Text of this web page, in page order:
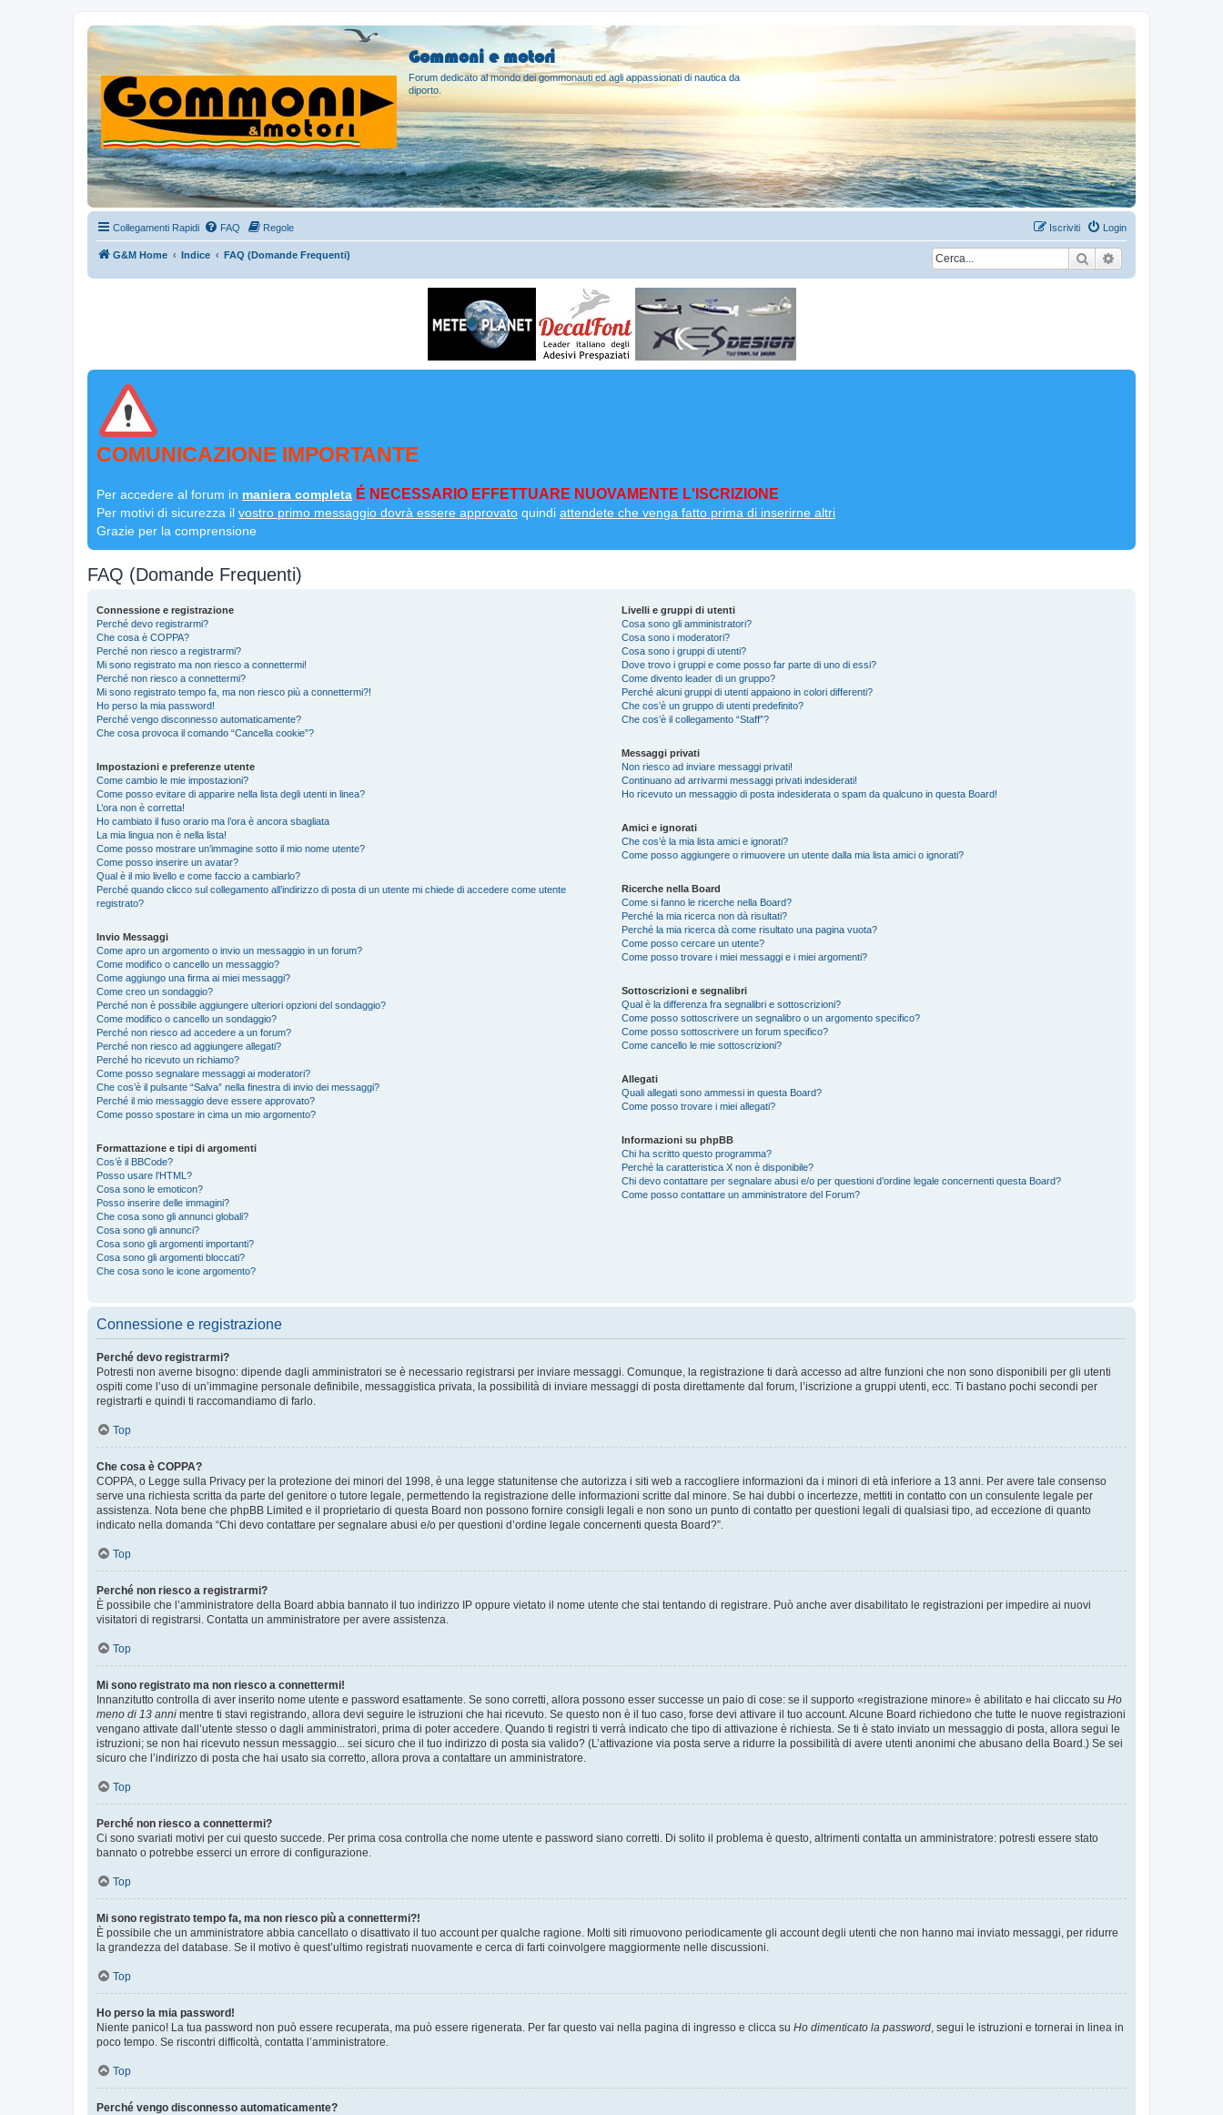
Gommoni e motori
Forum dedicato al mondo dei gommonauti ed agli appassionati di nautica da
diporto.
Collegamenti Rapidi FAQ Regole Login
Iscriviti
G&M Home Indice FAQ (Domande Frequenti) Cerca
COMUNICAZIONE IMPORTANTE
Per accedere al forum in maniera completa É NECESSARIO EFFETTUARE NUOVAMENTE L'ISCRIZIONE
Per motivi di sicurezza il vostro primo messaggio dovrà essere approvato quindi attendete che venga fatto prima di inserirne altri
Grazie per la comprensione
FAQ (Domande Frequenti)
Connessione e registrazione
Perché devo registrarmi?
Che cosa è COPPA?
Perché non riesco a registrarmi?
Mi sono registrato ma non riesco a connettermi!
Perché non riesco a connettermi?
Mi sono registrato tempo fa, ma non riesco più a connettermi?!
Ho perso la mia password!
Perché vengo disconnesso automaticamente?
Che cosa provoca il comando “Cancella cookie”?
Impostazioni e preferenze utente
Come cambio le mie impostazioni?
Come posso evitare di apparire nella lista degli utenti in linea?
L’ora non è corretta!
Ho cambiato il fuso orario ma l’ora è ancora sbagliata
La mia lingua non è nella lista!
Come posso mostrare un’immagine sotto il mio nome utente?
Come posso inserire un avatar?
Qual è il mio livello e come faccio a cambiarlo?
Perché quando clicco sul collegamento all’indirizzo di posta di un utente mi chiede di accedere come utente
registrato?
Invio Messaggi
Come apro un argomento o invio un messaggio in un forum?
Come modifico o cancello un messaggio?
Come aggiungo una firma ai miei messaggi?
Come creo un sondaggio?
Perché non è possibile aggiungere ulteriori opzioni del sondaggio?
Come modifico o cancello un sondaggio?
Perché non riesco ad accedere a un forum?
Perché non riesco ad aggiungere allegati?
Perché ho ricevuto un richiamo?
Come posso segnalare messaggi ai moderatori?
Che cos’è il pulsante “Salva” nella finestra di invio dei messaggi?
Perché il mio messaggio deve essere approvato?
Come posso spostare in cima un mio argomento?
Formattazione e tipi di argomenti
Cos’è il BBCode?
Posso usare l’HTML?
Cosa sono le emoticon?
Posso inserire delle immagini?
Che cosa sono gli annunci globali?
Cosa sono gli annunci?
Cosa sono gli argomenti importanti?
Cosa sono gli argomenti bloccati?
Che cosa sono le icone argomento?
Livelli e gruppi di utenti
Cosa sono gli amministratori?
Cosa sono i moderatori?
Cosa sono i gruppi di utenti?
Dove trovo i gruppi e come posso far parte di uno di essi?
Come divento leader di un gruppo?
Perché alcuni gruppi di utenti appaiono in colori differenti?
Che cos’è un gruppo di utenti predefinito?
Che cos’è il collegamento “Staff”?
Messaggi privati
Non riesco ad inviare messaggi privati!
Continuano ad arrivarmi messaggi privati indesiderati!
Ho ricevuto un messaggio di posta indesiderata o spam da qualcuno in questa Board!
Amici e ignorati
Che cos’è la mia lista amici e ignorati?
Come posso aggiungere o rimuovere un utente dalla mia lista amici o ignorati?
Ricerche nella Board
Come si fanno le ricerche nella Board?
Perché la mia ricerca non dà risultati?
Perché la mia ricerca dà come risultato una pagina vuota?
Come posso cercare un utente?
Come posso trovare i miei messaggi e i miei argomenti?
Sottoscrizioni e segnalibri
Qual è la differenza fra segnalibri e sottoscrizioni?
Come posso sottoscrivere un segnalibro o un argomento specifico?
Come posso sottoscrivere un forum specifico?
Come cancello le mie sottoscrizioni?
Allegati
Quali allegati sono ammessi in questa Board?
Come posso trovare i miei allegati?
Informazioni su phpBB
Chi ha scritto questo programma?
Perché la caratteristica X non è disponibile?
Chi devo contattare per segnalare abusi e/o per questioni d’ordine legale concernenti questa Board?
Come posso contattare un amministratore del Forum?
Connessione e registrazione
Perché devo registrarmi?
Potresti non averne bisogno: dipende dagli amministratori se è necessario registrarsi per inviare messaggi. Comunque, la registrazione ti darà accesso ad altre funzioni che non sono disponibili per gli utenti
ospiti come l’uso di un’immagine personale definibile, messaggistica privata, la possibilità di inviare messaggi di posta direttamente dal forum, l’iscrizione a gruppi utenti, ecc. Ti bastano pochi secondi per
registrarti e quindi ti raccomandiamo di farlo.
Top
Che cosa è COPPA?
COPPA, o Legge sulla Privacy per la protezione dei minori del 1998, è una legge statunitense che autorizza i siti web a raccogliere informazioni da i minori di età inferiore a 13 anni. Per avere tale consenso
serve una richiesta scritta da parte del genitore o tutore legale, permettendo la registrazione delle informazioni scritte dal minore. Se hai dubbi o incertezze, mettiti in contatto con un consulente legale per
assistenza. Nota bene che phpBB Limited e il proprietario di questa Board non possono fornire consigli legali e non sono un punto di contatto per questioni legali di qualsiasi tipo, ad eccezione di quanto
indicato nella domanda “Chi devo contattare per segnalare abusi e/o per questioni d’ordine legale concernenti questa Board?”.
Top
Perché non riesco a registrarmi?
È possibile che l’amministratore della Board abbia bannato il tuo indirizzo IP oppure vietato il nome utente che stai tentando di registrare. Può anche aver disabilitato le registrazioni per impedire ai nuovi
visitatori di registrarsi. Contatta un amministratore per avere assistenza.
Top
Mi sono registrato ma non riesco a connettermi!
Innanzitutto controlla di aver inserito nome utente e password esattamente. Se sono corretti, allora possono esser successe un paio di cose: se il supporto «registrazione minore» è abilitato e hai cliccato su Ho
meno di 13 anni mentre ti stavi registrando, allora devi seguire le istruzioni che hai ricevuto. Se questo non è il tuo caso, forse devi attivare il tuo account. Alcune Board richiedono che tutte le nuove registrazioni
vengano attivate dall’utente stesso o dagli amministratori, prima di poter accedere. Quando ti registri ti verrà indicato che tipo di attivazione è richiesta. Se ti è stato inviato un messaggio di posta, allora segui le
istruzioni; se non hai ricevuto nessun messaggio... sei sicuro che il tuo indirizzo di posta sia valido? (L’attivazione via posta serve a ridurre la possibilità di avere utenti anonimi che abusano della Board.) Se sei
sicuro che l’indirizzo di posta che hai usato sia corretto, allora prova a contattare un amministratore.
Top
Perché non riesco a connettermi?
Ci sono svariati motivi per cui questo succede. Per prima cosa controlla che nome utente e password siano corretti. Di solito il problema è questo, altrimenti contatta un amministratore: potresti essere stato
bannato o potrebbe esserci un errore di configurazione.
Top
Mi sono registrato tempo fa, ma non riesco più a connettermi?!
È possibile che un amministratore abbia cancellato o disattivato il tuo account per qualche ragione. Molti siti rimuovono periodicamente gli account degli utenti che non hanno mai inviato messaggi, per ridurre
la grandezza del database. Se il motivo è quest’ultimo registrati nuovamente e cerca di farti coinvolgere maggiormente nelle discussioni.
Top
Ho perso la mia password!
Niente panico! La tua password non può essere recuperata, ma può essere rigenerata. Per far questo vai nella pagina di ingresso e clicca su Ho dimenticato la password, segui le istruzioni e tornerai in linea in
poco tempo. Se riscontri difficoltà, contatta l’amministratore.
Top
Perché vengo disconnesso automaticamente?